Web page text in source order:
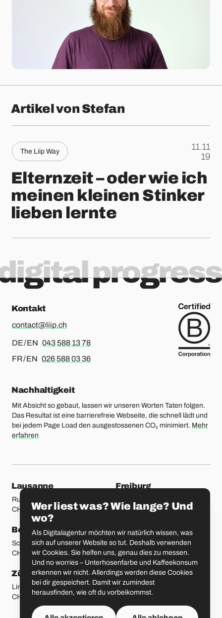
Artikel von Stefan
The Liip Way
11.11
.19
Elternzeit – oder wie ich
meinen kleinen Stinker
lieben lernte
progress
Kontakt
contact@liip.ch
DE / EN Für Deutsch oder Englisch, bitte anrufen
043 588 13 78
FR / EN Für Französisch oder Englisch, bitte anrufen
026 588 03 36
Nachhaltigkeit
Mit Absicht so gebaut, lassen wir unseren Worten Taten folgen.
Das Resultat ist eine barrierefreie Webseite, die schnell lädt und
bei jedem Page Load den ausgestossenen CO₂ minimiert. Mehr
erfahren
unsere Standorte
Lausanne
Rue Etraz 4
CH-1003 Lausanne
Freiburg
CH-1700 Freiburg
Bern
Schmiedenplatz 5
CH-3011 Bern
Basel
Sattelgasse 4
CH-4051 Basel
Zürich
Limmatstrasse 183
CH-8005 Zürich
St. Gallen
Vadianstrasse 25A
CH-9000 St. Gallen
Wer liest was? Wie lange? Und
wo?
Als Digitalagentur möchten wir natürlich wissen, was
sich auf unserer Website so tut. Deshalb verwenden
wir Cookies. Sie helfen uns, genau dies zu messen.
Und no worries – Unterhosenfarbe und Kaffeekonsum
erkennen wir nicht. Allerdings werden diese Cookies
bei dir gespeichert. Damit wir zumindest
herausfinden, wie oft du vorbeikommst.